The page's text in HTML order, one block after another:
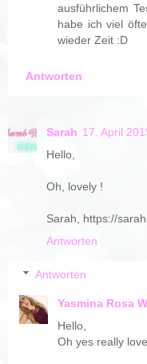
ausführlichem
habe ich viel
wieder Zeit :D
Antworten
Sarah 17. April
Hello,
Oh, lovely !
Sarah, https://
Antworten
Antworten
Yasmina Rosa
Hello,
Oh yes really